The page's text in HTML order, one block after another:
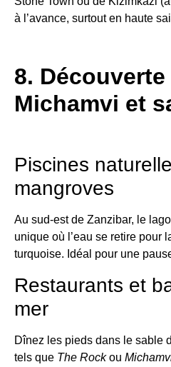
à l’avance, surtout en haute
8. Découverte
Michamvi et
Piscines
mangroves
Au sud-est de Zanzibar, le
unique où l’eau se retire pour
turquoise. Idéal pour une
Restaurants et
mer
Dînez les pieds dans le sable
tels que The Rockou